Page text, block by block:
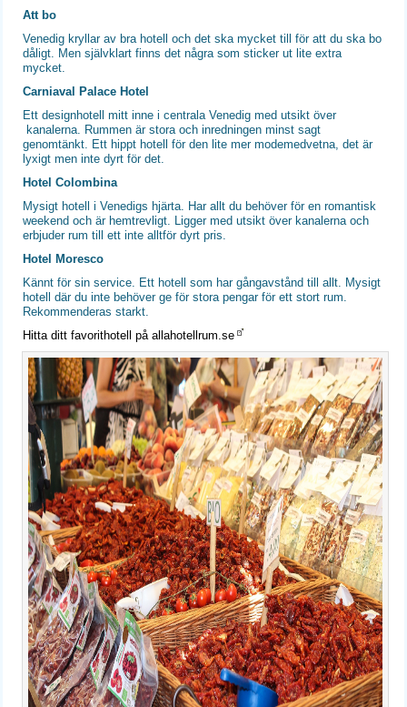
Att bo
Venedig kryllar av bra hotell och det ska mycket till för att du ska bo
dåligt. Men självklart finns det några som sticker ut lite extra
mycket.
Carniaval Palace Hotel
Ett designhotell mitt inne i centrala Venedig med utsikt över
kanalerna. Rummen är stora och inredningen minst sagt
genomtänkt. Ett hippt hotell för den lite mer modemedvetna, det är
lyxigt men inte dyrt för det.
Hotel Colombina
Mysigt hotell i Venedigs hjärta. Har allt du behöver för en romantisk
weekend och är hemtrevligt. Ligger med utsikt över kanalerna och
erbjuder rum till ett inte alltför dyrt pris.
Hotel Moresco
Kännt för sin service. Ett hotell som har gångavstånd till allt. Mysigt
hotell där du inte behöver ge för stora pengar för ett stort rum.
Rekommenderas starkt.
Hitta ditt favorithotell på allahotellrum.se